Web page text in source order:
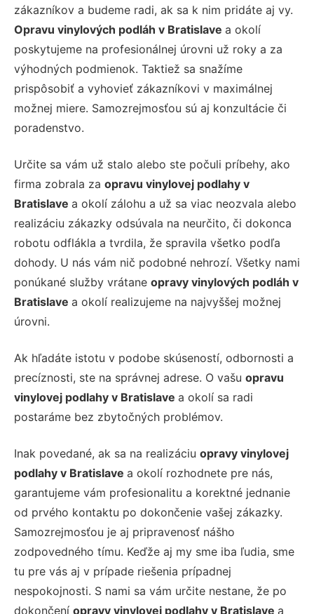
zákazníkov a budeme radi, ak sa k nim pridáte aj vy.
Opravu vinylových podláh v Bratislave a okolí
poskytujeme na profesionálnej úrovni už roky a za
výhodných podmienok. Taktiež sa snažíme
prispôsobiť a vyhovieť zákazníkovi v maximálnej
možnej miere. Samozrejmosťou sú aj konzultácie či
poradenstvo.
Určite sa vám už stalo alebo ste počuli príbehy, ako
firma zobrala za opravu vinylovej podlahy v
Bratislave a okolí zálohu a už sa viac neozvala alebo
realizáciu zákazky odsúvala na neurčito, či dokonca
robotu odflákla a tvrdila, že spravila všetko podľa
dohody. U nás vám nič podobné nehrozí. Všetky nami
ponúkané služby vrátane opravy vinylových podláh v
Bratislave a okolí realizujeme na najvyššej možnej
úrovni.
Ak hľadáte istotu v podobe skúseností, odbornosti a
precíznosti, ste na správnej adrese. O vašu opravu
vinylovej podlahy v Bratislave a okolí sa radi
postaráme bez zbytočných problémov.
Inak povedané, ak sa na realizáciu opravy vinylovej
podlahy v Bratislave a okolí rozhodnete pre nás,
garantujeme vám profesionalitu a korektné jednanie
od prvého kontaktu po dokončenie vašej zákazky.
Samozrejmosťou je aj pripravenosť nášho
zodpovedného tímu. Keďže aj my sme iba ľudia, sme
tu pre vás aj v prípade riešenia prípadnej
nespokojnosti. S nami sa vám určite nestane, že po
dokončení opravy vinylovej podlahy v Bratislave a